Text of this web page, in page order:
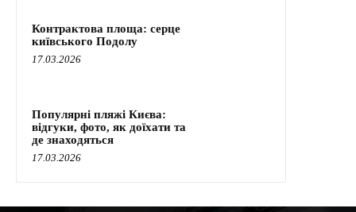
Контрактова площа: серце
київського Подолу
17.03.2026
Популярні пляжі Києва:
відгуки, фото, як доїхати та
де знаходяться
17.03.2026